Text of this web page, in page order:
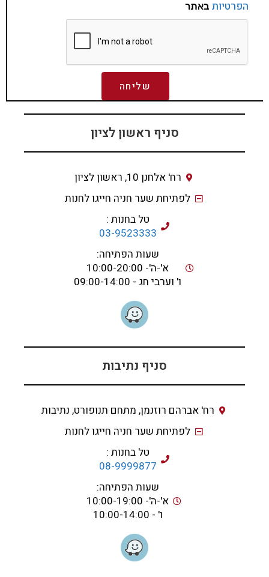
הפרטיות באתר
שליחה
סניף ראשון לציון
רח' אלחנן 10, ראשון לציון
לפתיחת שער חניה חייגו לחנות
טל בחנות :
03-9523333
שעות הפתיחה:
א'-ה'- 10:00-20:00
ו' וערבי חג - 09:00-14:00
סניף נתיבות
רח' אברהם רוזנמן, מתחם תנופורט, נתיבות
לפתיחת שער חניה חייגו לחנות
טל בחנות :
08-9999877
שעות הפתיחה:
א'-ה'- 10:00-19:00
ו' - 10:00-14:00